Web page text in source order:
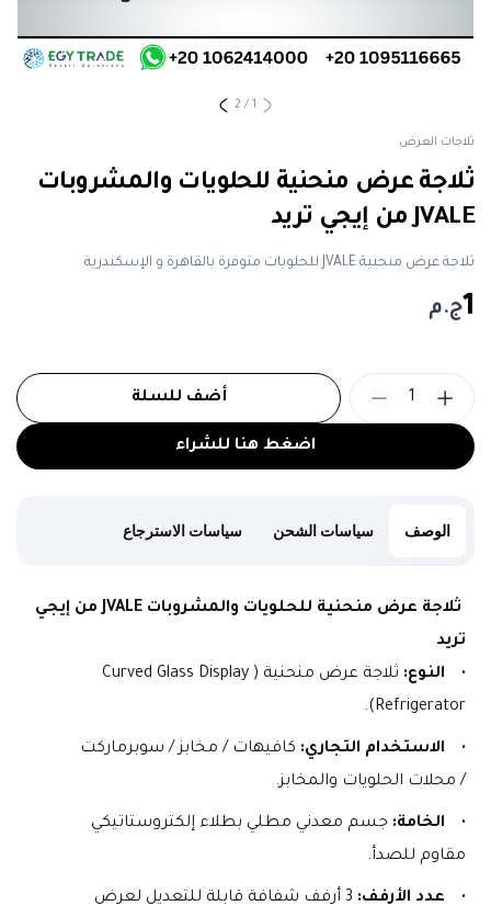
1
/
2
ثلاجات العرض
ثلاجة عرض منحنية للحلويات والمشروبات
JVALE من إيجي تريد
ثلاجة عرض منحنية JVALE للحلويات متوفرة بالقاهرة و الإسكندرية
1ج.م
اضغط هنا للشراء
أضف للسلة 1
الوصف سياسات الشحن سياسات الاسترجاع
تريد
النوع:
ثلاجة عرض منحنية (Curved Glass Display
Refrigerator).
الاستخدام التجاري:
/ محلات الحلويات والمخابز.
الخامة:
مقاوم للصدأ.
عدد الأرفف: